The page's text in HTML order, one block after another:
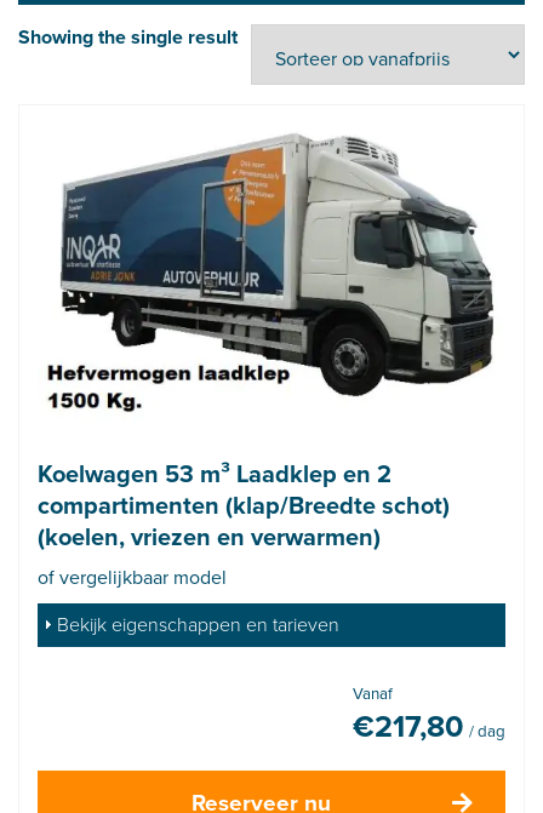
Showing the single result
Koelwagen 53 m³ Laadklep en 2
compartimenten (klap/Breedte schot)
(koelen, vriezen en verwarmen)
of vergelijkbaar model
Bekijk eigenschappen en tarieven
Vanaf
€217,80 / dag
Reserveer nu